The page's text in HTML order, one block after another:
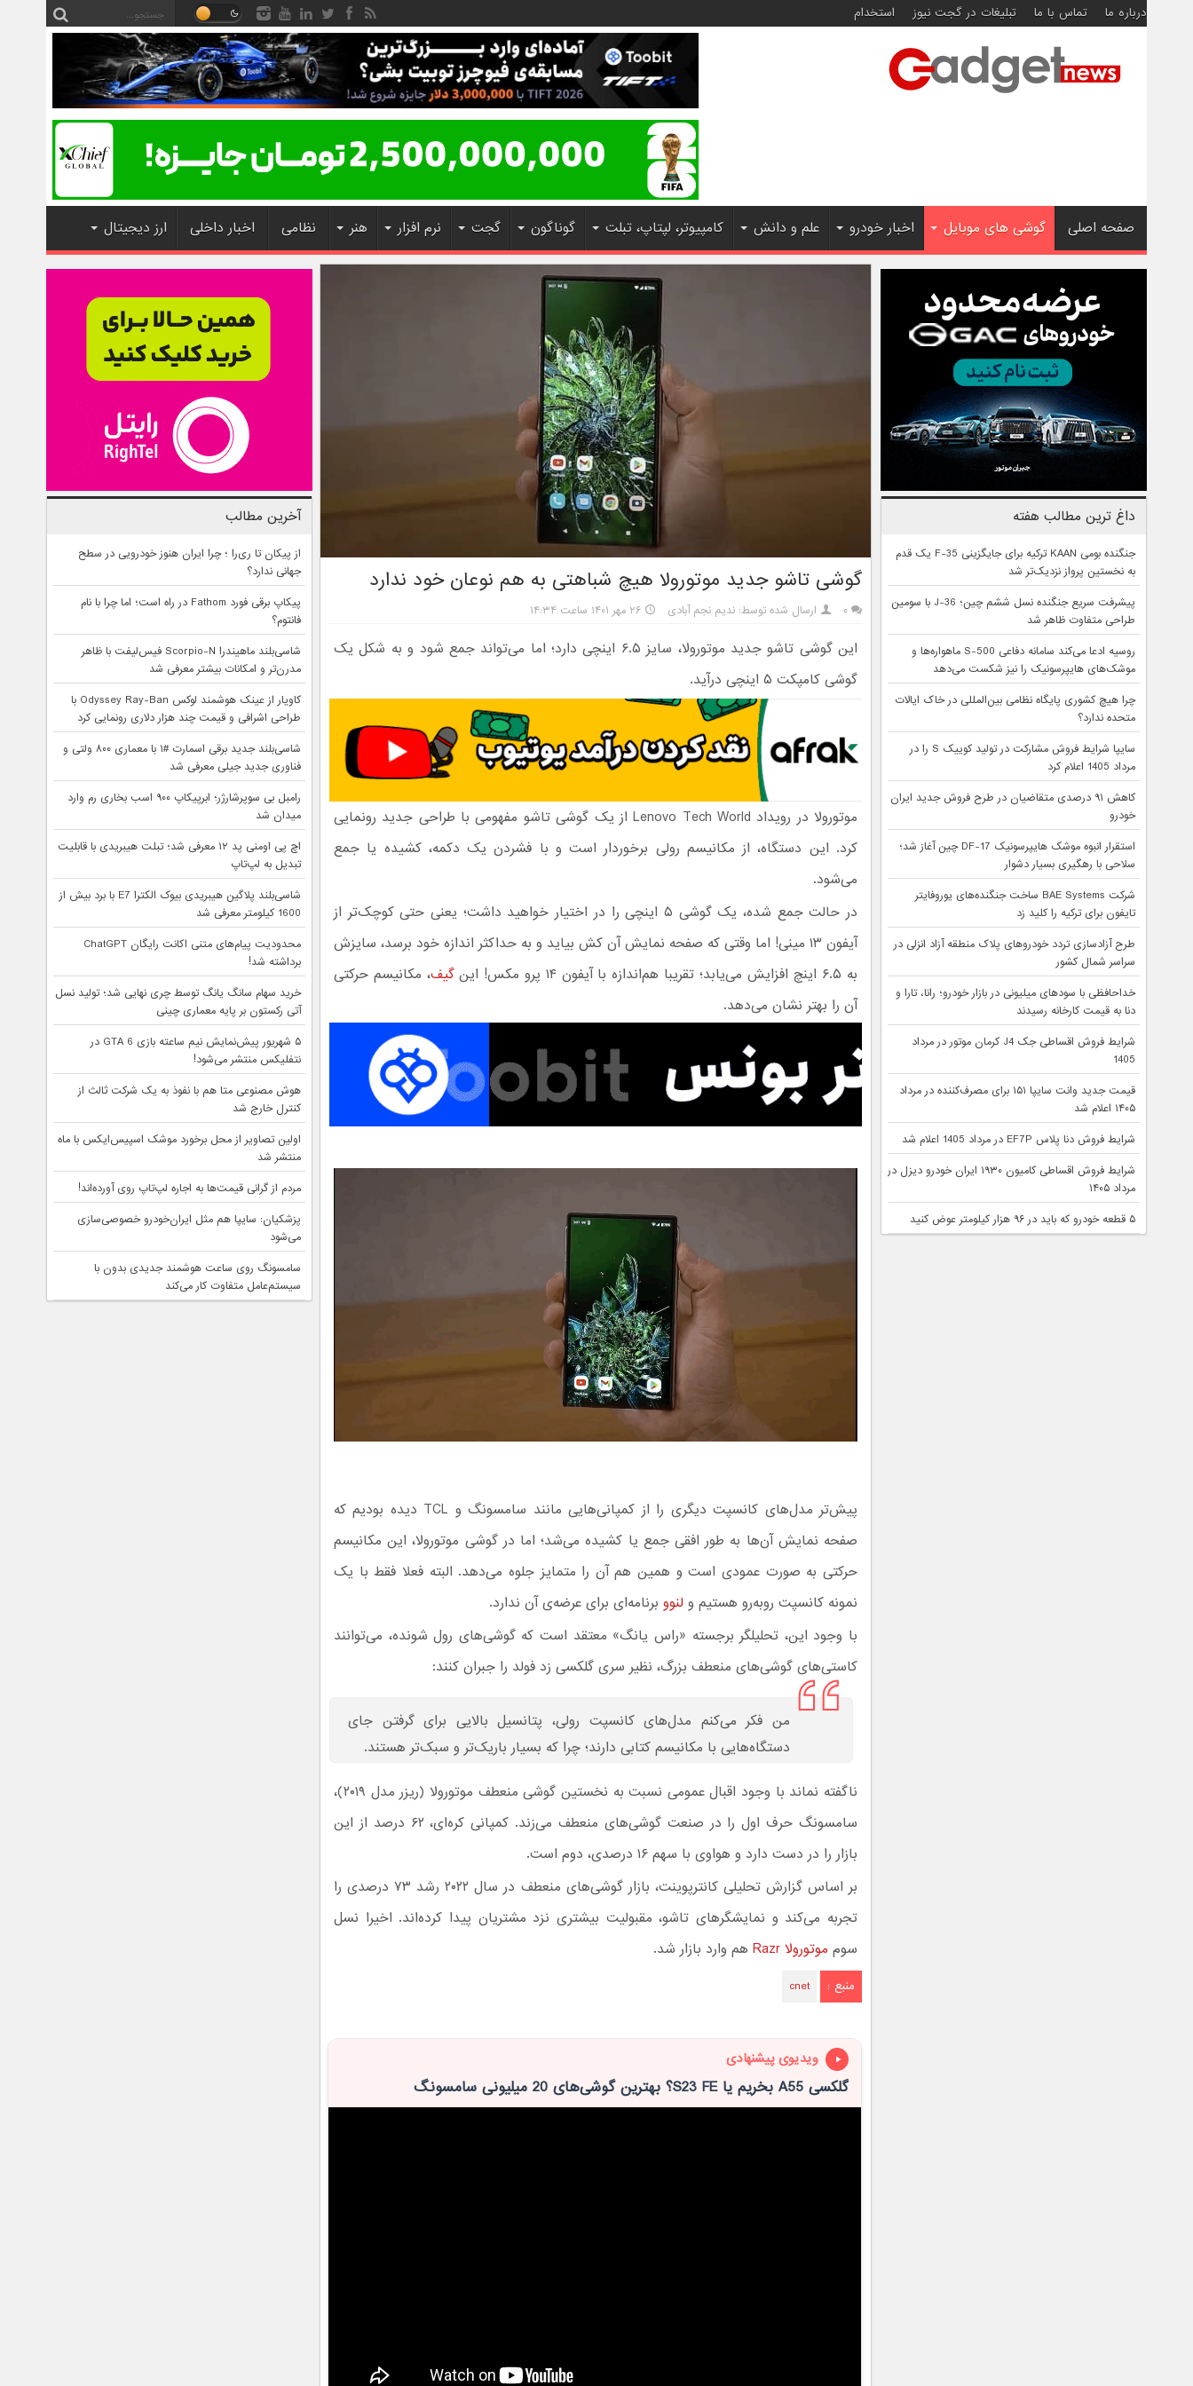
درباره ما تماس با ما تبلیغات در گجت نیوز استخدام
صفحه اصلی گوشی های موبایل اخبار خودرو علم و دانش کامپیوتر، لپتاپ، تبلت گوناگون گجت نرم افزار هنر نظامی اخبار داخلی ارز دیجیتال
گوشی تاشو جدید موتورولا هیچ شباهتی به هم نوعان خود ندارد
۰ ارسال شده توسط: ندیم نجم آبادی ۲۶ مهر ۱۴۰۱ ساعت ۱۴:۳۴
این گوشی تاشو جدید موتورولا، سایز ۶.۵ اینچی دارد؛ اما می‌تواند جمع شود و به شکل یک
گوشی کامپکت ۵ اینچی درآید.
موتورولا در رویداد Lenovo Tech World از یک گوشی تاشو مفهومی با طراحی جدید رونمایی
کرد. این دستگاه، از مکانیسم رولی برخوردار است و با فشردن یک دکمه، کشیده یا جمع
می‌شود.
در حالت جمع‌ شده، یک گوشی ۵ اینچی را در اختیار خواهید داشت؛ یعنی حتی کوچک‌تر از
آیفون ۱۳ مینی! اما وقتی که صفحه نمایش آن کش بیاید و به حداکثر اندازه خود برسد، سایزش
به ۶.۵ اینچ افزایش می‌یابد؛ تقریبا هم‌اندازه با آیفون ۱۴ پرو مکس! این
گیف، مکانیسم حرکتی
آن را بهتر نشان می‌دهد.
پیش‌تر مدل‌های کانسپت دیگری را از کمپانی‌هایی مانند سامسونگ و TCL دیده بودیم که
صفحه نمایش آن‌ها به طور افقی جمع یا کشیده می‌شد؛ اما در گوشی موتورولا، این مکانیسم
حرکتی به صورت عمودی است و همین هم آن را متمایز جلوه می‌دهد. البته فعلا فقط با یک
نمونه کانسپت روبه‌رو هستیم و لنوو برنامه‌ای برای عرضه‌ی آن ندارد.
با وجود این، تحلیلگر برجسته «راس یانگ» معتقد است که گوشی‌های رول شونده، می‌توانند
کاستی‌های گوشی‌های منعطف بزرگ، نظیر سری گلکسی زد فولد را جبران کنند:
من فکر می‌کنم مدل‌های کانسپت رولی، پتانسیل بالایی برای گرفتن جای
دستگاه‌هایی با مکانیسم کتابی دارند؛ چرا که بسیار باریک‌تر و سبک‌تر هستند.
ناگفته نماند با وجود اقبال عمومی نسبت به نخستین گوشی منعطف موتورولا (ریزر مدل ۲۰۱۹)،
سامسونگ حرف اول را در صنعت گوشی‌های منعطف می‌زند. کمپانی کره‌ای، ۶۲ درصد از این
بازار را در دست دارد و هواوی با سهم ۱۶ درصدی، دوم است.
بر اساس گزارش تحلیلی کانترپوینت، بازار گوشی‌های منعطف در سال ۲۰۲۲ رشد ۷۳ درصدی را
تجربه می‌کند و نمایشگرهای تاشو، مقبولیت بیشتری نزد مشتریان پیدا کرده‌اند. اخیرا نسل
سوم موتورولا Razr هم وارد بازار شد.
منبع : cnet
ویدیوی پیشنهادی
گلکسی A55 بخریم یا S23 FE؟ بهترین گوشی‌های 20 میلیونی سامسونگ
داغ ترین مطالب هفته
جنگنده بومی KAAN ترکیه برای جایگزینی F-35 یک قدم
به نخستین پرواز نزدیک‌تر شد
پیشرفت سریع جنگنده نسل ششم چین؛ J-36 با سومین
طراحی متفاوت ظاهر شد
روسیه ادعا می‌کند سامانه دفاعی S-500 ماهواره‌ها و
موشک‌های هایپرسونیک را نیز شکست می‌دهد
چرا هیچ کشوری پایگاه نظامی بین‌المللی در خاک ایالات
متحده ندارد؟
سایپا شرایط فروش مشارکت در تولید کوییک S را در
مرداد 1405 اعلام کرد
کاهش ۹۱ درصدی متقاضیان در طرح فروش جدید ایران
خودرو
استقرار انبوه موشک هایپرسونیک DF-17 چین آغاز شد؛
سلاحی با رهگیری بسیار دشوار
شرکت BAE Systems ساخت جنگنده‌های یوروفایتر
تایفون برای ترکیه را کلید زد
طرح آزادسازی تردد خودروهای پلاک منطقه آزاد انزلی در
سراسر شمال کشور
خداحافظی با سودهای میلیونی در بازار خودرو؛ رانا، تارا و
دنا به قیمت کارخانه رسیدند
شرایط فروش اقساطی جک J4 کرمان موتور در مرداد
1405
قیمت جدید وانت سایپا ۱۵۱ برای مصرف‌کننده در مرداد
۱۴۰۵ اعلام شد
شرایط فروش دنا پلاس EF7P در مرداد 1405 اعلام شد
شرایط فروش اقساطی کامیون ۱۹۳۰ ایران خودرو دیزل در
مرداد ۱۴۰۵
۵ قطعه خودرو که باید در ۹۶ هزار کیلومتر عوض کنید
آخرین مطالب
از پیکان تا ری‌را ؛ چرا ایران هنوز خودرویی در سطح
جهانی ندارد؟
پیکاپ برقی فورد Fathom در راه است؛ اما چرا با نام
فانتوم؟
شاسی‌بلند ماهیندرا Scorpio-N فیس‌لیفت با ظاهر
مدرن‌تر و امکانات بیشتر معرفی شد
کاویار از عینک هوشمند لوکس Odyssey Ray-Ban با
طراحی اشرافی و قیمت چند هزار دلاری رونمایی کرد
شاسی‌بلند جدید برقی اسمارت #۱ با معماری ۸۰۰ ولتی و
فناوری جدید جیلی معرفی شد
رامبل بی سوپرشارژر؛ ابرپیکاپ ۹۰۰ اسب بخاری رم وارد
میدان شد
اچ پی اومنی پد ۱۲ معرفی شد؛ تبلت هیبریدی با قابلیت
تبدیل به لپ‌تاپ
شاسی‌بلند پلاگین هیبریدی بیوک الکترا E7 با برد بیش از
1600 کیلومتر معرفی شد
محدودیت پیام‌های متنی اکانت رایگان ChatGPT
برداشته شد!
خرید سهام سانگ‌ یانگ توسط چری نهایی شد؛ تولید نسل
آتی رکستون بر پایه معماری چینی
۵ شهریور پیش‌نمایش نیم ساعته بازی GTA 6 در
نتفلیکس منتشر می‌شود!
هوش مصنوعی متا هم با نفوذ به یک شرکت ثالث از
کنترل خارج شد
اولین تصاویر از محل برخورد موشک اسپیس‌ایکس با ماه
منتشر شد
مردم از گرانی قیمت‌ها به اجاره لپ‌تاپ روی آورده‌اند!
پزشکیان: سایپا هم مثل ایران‌خودرو خصوصی‌سازی
می‌شود
سامسونگ روی ساعت هوشمند جدیدی بدون با
سیستم‌عامل متفاوت کار می‌کند